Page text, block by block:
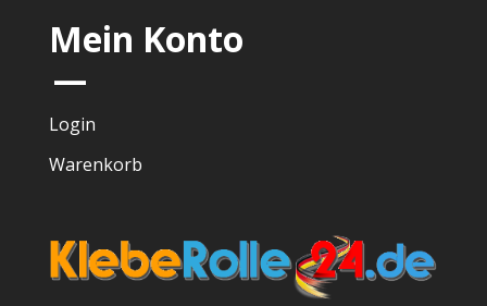
Mein Konto
—
Login
Warenkorb